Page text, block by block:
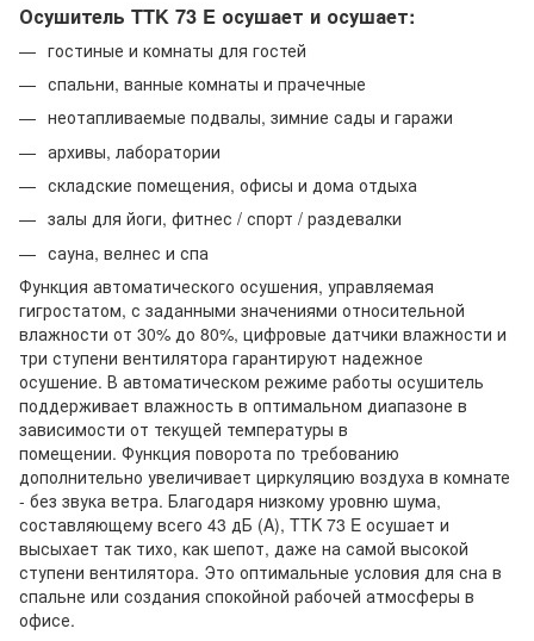
Осушитель TTK 73 E осушает и осушает:
гостиные и комнаты для гостей
спальни, ванные комнаты и прачечные
неотапливаемые подвалы, зимние сады и гаражи
архивы, лаборатории
складские помещения, офисы и дома отдыха
залы для йоги, фитнес / спорт / раздевалки
сауна, велнес и спа
Функция автоматического осушения, управляемая
гигростатом, с заданными значениями относительной
влажности от 30% до 80%, цифровые датчики влажности и
три ступени вентилятора гарантируют надежное
осушение. В автоматическом режиме работы осушитель
поддерживает влажность в оптимальном диапазоне в
зависимости от текущей температуры в
помещении. Функция поворота по требованию
дополнительно увеличивает циркуляцию воздуха в комнате
- без звука ветра. Благодаря низкому уровню шума,
составляющему всего 43 дБ (A), TTK 73 E осушает и
высыхает так тихо, как шепот, даже на самой высокой
ступени вентилятора. Это оптимальные условия для сна в
спальне или создания спокойной рабочей атмосферы в
офисе.